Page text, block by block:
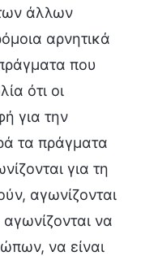
άλλων
αρνητικά
που
ότι οι
για την
τα πράγματα
για τη
αγωνίζονται
να
να είναι